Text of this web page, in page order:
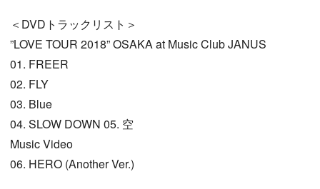
＜DVDトラックリスト＞
”LOVE TOUR 2018” OSAKA at Music Club JANUS
01. FREER
02. FLY
03. Blue
04. SLOW DOWN 05. 空
Music Video
06. HERO (Another Ver.)